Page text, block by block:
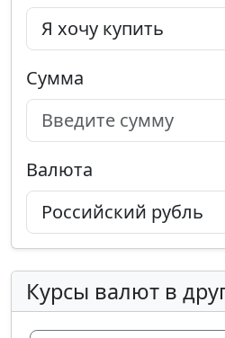
Сумма
Валюта
Курсы валют в